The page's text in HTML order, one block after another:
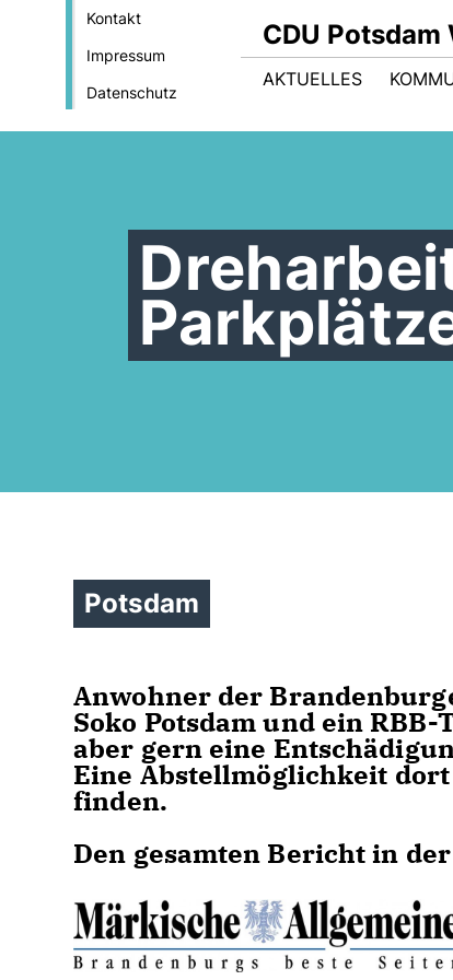
Kontakt
Impressum
Datenschutz
CDU Potsdam
AKTUELLES
Potsdam
Anwohner der
Soko Potsdam und ein
aber gern eine
Eine Abstellmöglichkeit
finden.
Den gesamten Bericht in